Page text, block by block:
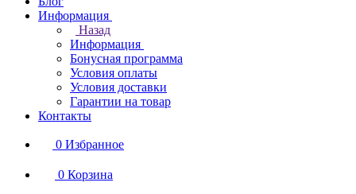
Информация
Назад
Информация
Бонусная программа
Условия оплаты
Условия доставки
Гарантии на товар
Контакты
0 Избранное
0 Корзина